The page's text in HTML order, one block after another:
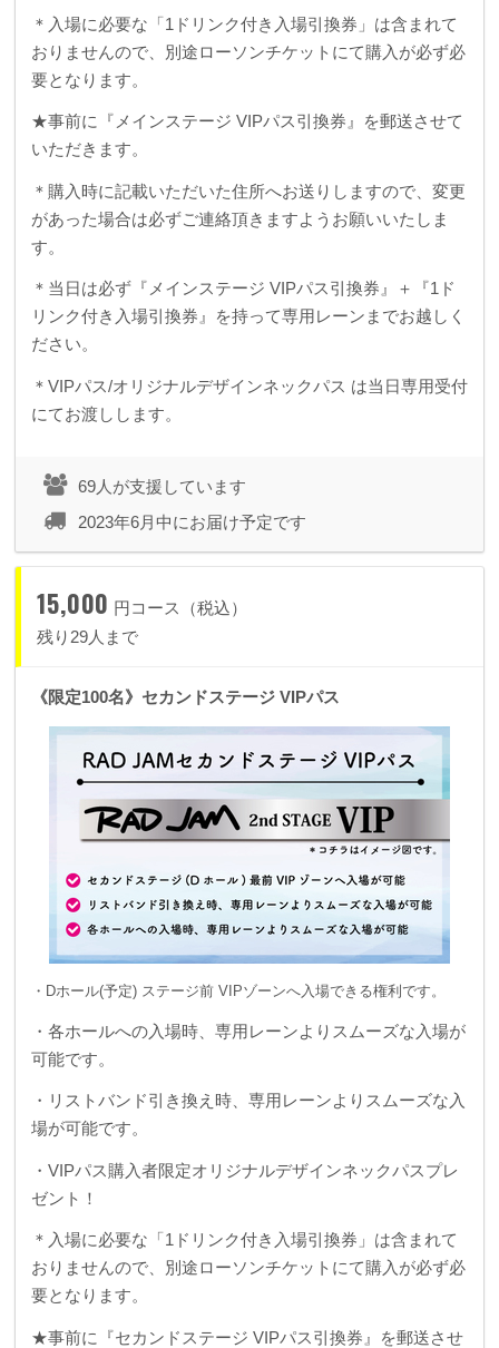
＊入場に必要な「1ドリンク付き入場引換券」は含まれて
おりませんので、別途ローソンチケットにて購入が必ず必
要となります。
★事前に『メインステージ VIPパス引換券』を郵送させて
いただきます。
＊購入時に記載いただいた住所へお送りしますので、変更
があった場合は必ずご連絡頂きますようお願いいたしま
す。
＊当日は必ず『メインステージ VIPパス引換券』＋『1ド
リンク付き入場引換券』を持って専用レーンまでお越しく
ださい。
＊VIPパス/オリジナルデザインネックパス は当日専用受付
にてお渡しします。
69人が支援しています
2023年6月中にお届け予定です
15,000 円コース（税込）
残り29人まで
《限定100名》セカンドステージ VIPパス
・Dホール(予定) ステージ前 VIPゾーンへ入場できる権利です。
・各ホールへの入場時、専用レーンよりスムーズな入場が
可能です。
・リストバンド引き換え時、専用レーンよりスムーズな入
場が可能です。
・VIPパス購入者限定オリジナルデザインネックパスプレ
ゼント！
＊入場に必要な「1ドリンク付き入場引換券」は含まれて
おりませんので、別途ローソンチケットにて購入が必ず必
要となります。
★事前に『セカンドステージ VIPパス引換券』を郵送させ